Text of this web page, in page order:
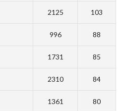
2125 103
996 88
1731 85
2310 84
1361 80